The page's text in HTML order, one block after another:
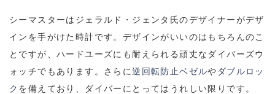
シーマスターはジェラルド・ジェンタ氏のデザイナーがデザ
インを手がけた時計です。デザインがいいのはもちろんのこ
とですが、ハードユーズにも耐えられる頑丈なダイバーズウ
ォッチでもあります。さらに逆回転防止ベゼルや ダブルロッ
ク を備えており、ダイバーにとってはうれしい限りです。